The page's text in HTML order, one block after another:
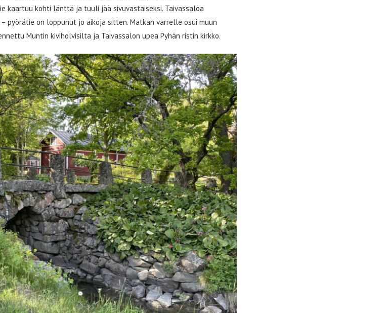
kaartuu kohti länttä ja tuuli jää sivuvastaiseksi. Taivassaloa
pyörätie on loppunut jo aikoja sitten. Matkan varrelle osui muun
Muntin kiviholvisilta ja Taivassalon upea Pyhän ristin kirkko.